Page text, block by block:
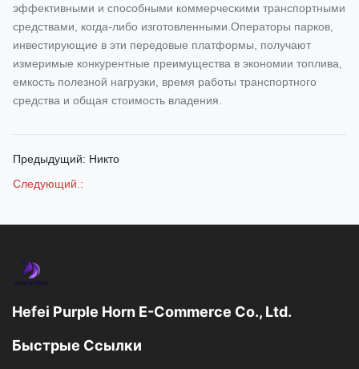
эффективными и способными коммерческими транспортными
средствами, когда-либо изготовленными.Операторы парков,
инвестирующие в эти передовые платформы, получают
измеримые конкурентные преимущества в экономии топлива,
емкость полезной нагрузки, время работы транспортного
средства и общая стоимость владения.
Предыдущий: Никто
Следующий.:
Hefei Purple Horn E-Commerce Co., Ltd.
Быстрые Ссылки